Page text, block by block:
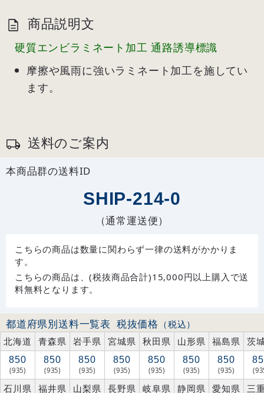
商品説明文
硬質エンビラミネート加工 通路誘導標識
摩擦や風雨に強いラミネート加工を施してい
ます。
送料のご案内
本商品群の送料ID
SHIP-214-0
（通常運送便）
こちらの商品は数量に関わらず一律の送料がかかりま
す。
こちらの商品は、(税抜商品合計)15,000円以上購入で送
料無料となります。
都道府県別送料一覧表 税抜価格 （税込）
北海道
青森県 岩手県 宮城県 秋田県 山形県 福島県 茨
850
(935)
850
(935)
850
(935)
850
(935)
850
(935)
850
(935)
850
(935)
石川県 福井県 山梨県 長野県 岐阜県 静岡県 愛知県 三